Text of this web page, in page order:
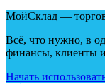
МойСклад —
Всё, что нужно, в
финансы, клиенты
Начать